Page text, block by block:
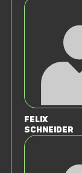
Felix
Schneider